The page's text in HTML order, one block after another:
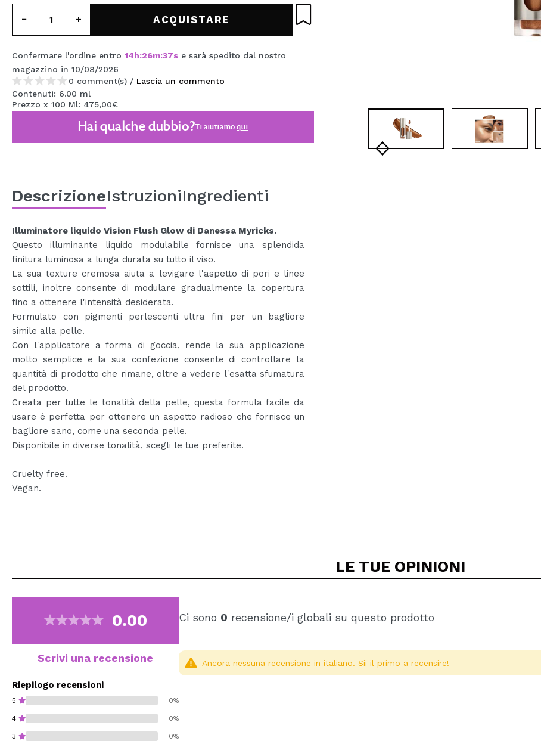
MAQUIFARMA
KOREA ZONE
TRAVEL SIZE
NATURE
SPECIALE
OUTLET
PROSSIMAMENTE
ACQUISTARE
Confermare l'ordine entro 14h:26m:37s e sarà spedito dal nostro
magazzino in 10/08/2026
0 comment(s) / Lascia un commento
Contenuti: 6.00 ml
Prezzo x 100 Ml: 475,00€
Hai qualche dubbio?Ti aiutiamoqui
DescrizioneIstruzioniIngredienti
Illuminatore liquido Vision Flush Glow di Danessa Myricks.
Questo illuminante liquido modulabile fornisce una splendida
finitura luminosa a lunga durata su tutto il viso.
La sua texture cremosa aiuta a levigare l'aspetto di pori e linee
sottili, inoltre consente di modulare gradualmente la copertura
fino a ottenere l'intensità desiderata.
Formulato con pigmenti perlescenti ultra fini per un bagliore
simile alla pelle.
Con l'applicatore a forma di goccia, rende la sua applicazione
molto semplice e la sua confezione consente di controllare la
quantità di prodotto che rimane, oltre a vedere l'esatta sfumatura
del prodotto.
Creata per tutte le tonalità della pelle, questa formula facile da
usare è perfetta per ottenere un aspetto radioso che fornisce un
bagliore sano, come una seconda pelle.
Disponibile in diverse tonalità, scegli le tue preferite.
Cruelty free.
Vegan.
LE TUE OPINIONI
0.00
Scrivi una recensione
Riepilogo recensioni
5 0%
4 0%
3 0%
Ci sono 0 recensione/i globali su questo prodotto
Ancora nessuna recensione in italiano. Sii il primo a recensire!